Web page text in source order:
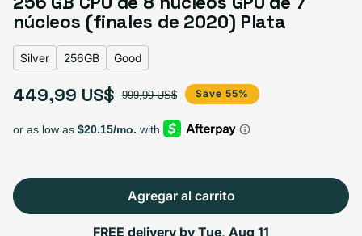
Select Storage
Agotado
399,99 US$Variante agotada o no disponible
256GB
+50,00 US$
Select Condición
núcleos (finales de 2020) Plata
Silver 256GB Good
Precio de oferta
449,99 US$
Precio habitual 999,99 US$ Save 55%
Agregar al carrito
FREE delivery by Tue, Aug 11